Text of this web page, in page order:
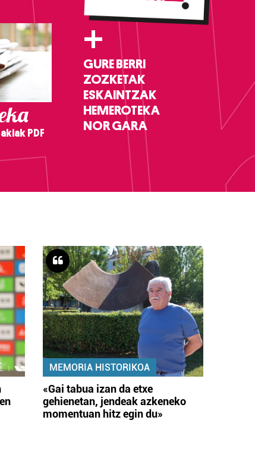
PDF
+
GURE BERRI
ZOZKETAK
ESKAINTZAK
HEMEROTEKA
NOR GARA
MEMORIA HISTORIKOA
«Gai tabua izan da etxe
gehienetan, jendeak azkeneko
momentuan hitz egin du»